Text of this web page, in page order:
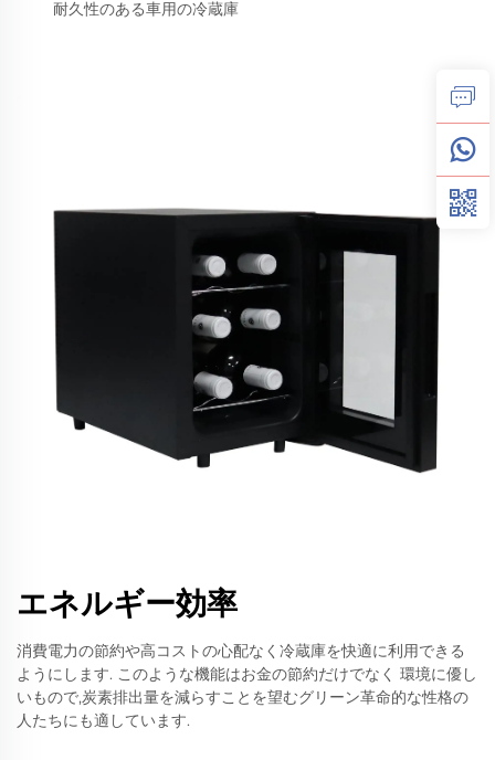
耐久性のある車用の冷蔵庫
エネルギー効率
消費電力の節約や高コストの心配なく冷蔵庫を快適に利用できる
ようにします. このような機能はお金の節約だけでなく 環境に優し
いもので,炭素排出量を減らすことを望むグリーン革命的な性格の
人たちにも適しています.